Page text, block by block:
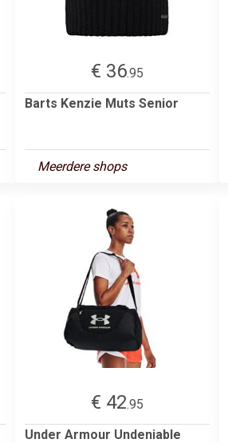
€ 36.95
Barts Kenzie Muts Senior
Meerdere shops
€ 42.95
Under Armour Undeniable